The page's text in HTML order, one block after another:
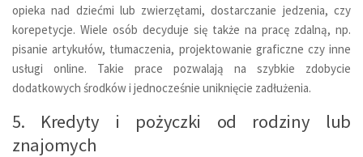
opieka nad dziećmi lub zwierzętami, dostarczanie jedzenia, czy
korepetycje. Wiele osób decyduje się także na pracę zdalną, np.
pisanie artykułów, tłumaczenia, projektowanie graficzne czy inne
usługi online. Takie prace pozwalają na szybkie zdobycie
dodatkowych środków i jednocześnie uniknięcie zadłużenia.
5. Kredyty i pożyczki od rodziny lub
znajomych